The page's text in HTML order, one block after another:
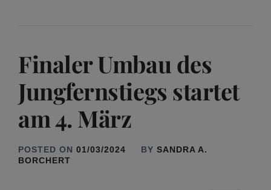
Finaler Umbau des
Jungfernstiegs startet
am 4. März
POSTED ON 01/03/2024 BY SANDRA A.
BORCHERT